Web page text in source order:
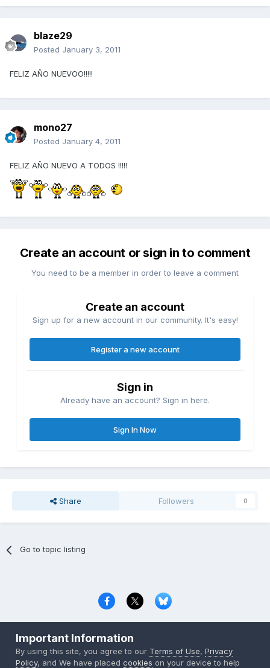
blaze29
Posted January 3, 2011
FELIZ AÑO NUEVOO!!!!!
mono27
Posted January 4, 2011
FELIZ AÑO NUEVO A TODOS !!!!!
Create an account or sign in to comment
You need to be a member in order to leave a comment
Create an account
Sign up for a new account in our community. It's easy!
Register a new account
Sign in
Already have an account? Sign in here.
Sign In Now
Share Followers 0
Go to topic listing
Copyright © 2000-2026 CombatACE.com
Powered by Invision Community
Important Information
By using this site, you agree to our Terms of Use,Privacy
Policy, and We have placedcookies on your device to help